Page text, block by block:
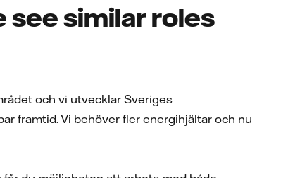
see similar roles
och vi utvecklar Sveriges
framtid. Vi behöver fler energihjältar och nu